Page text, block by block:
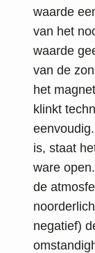
waarde
van het
waarde
van de
het
klinkt
is, staat
ware
de
negatief)